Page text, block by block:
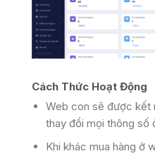
Cách Thức Hoạt Động
Web con sẽ được kết
thay đổi mọi thông số
Khi khác mua hàng ở